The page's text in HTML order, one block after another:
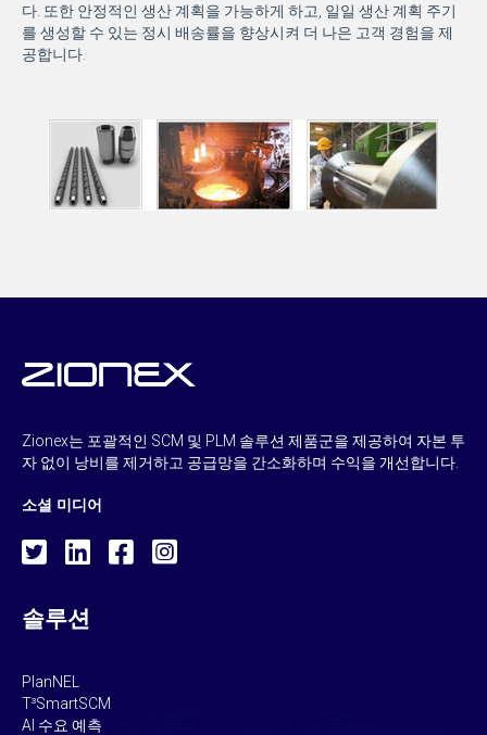
다. 또한 안정적인 생산 계획을 가능하게 하고, 일일 생산 계획 주기
를 생성할 수 있는 정시 배송률을 향상시켜 더 나은 고객 경험을 제
공합니다.
Zionex는 포괄적인 SCM 및 PLM 솔루션 제품군을 제공하여 자본 투
자 없이 낭비를 제거하고 공급망을 간소화하며 수익을 개선합니다.
소셜 미디어
솔루션
PlanNEL
T³SmartSCM
AI 수요 예측